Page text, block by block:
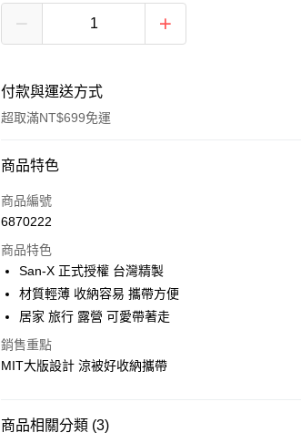
付款與運送方式
超取滿NT$699免運
付款方式
信用卡一次付款
LINE Pay
Apple Pay
悠遊付
ATM付款
商品特色
商品編號
6870222
商品特色
San-X 正式授權 台灣精製
材質輕薄 收納容易 攜帶方便
居家 旅行 露營 可愛帶著走
銷售重點
MIT大版設計 涼被好收納攜帶
商品相關分類 (3)